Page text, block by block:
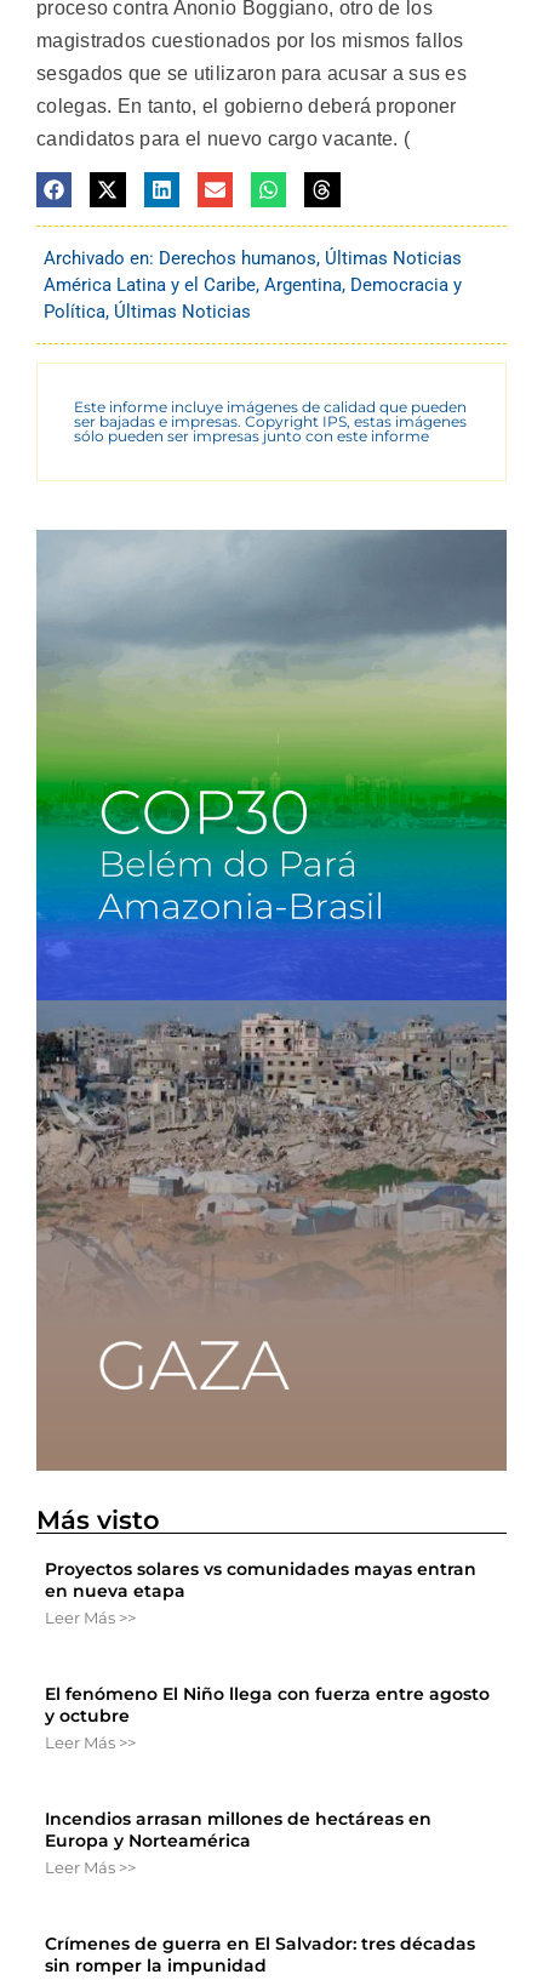
proceso contra Anonio Boggiano, otro de los
magistrados cuestionados por los mismos fallos
sesgados que se utilizaron para acusar a sus es
colegas. En tanto, el gobierno deberá proponer
candidatos para el nuevo cargo vacante. (
Archivado en: Derechos humanos, Últimas Noticias
América Latina y el Caribe, Argentina, Democracia y
Política, Últimas Noticias
Este informe incluye imágenes de calidad que pueden
ser bajadas e impresas. Copyright IPS, estas imágenes
sólo pueden ser impresas junto con este informe
Más visto
Proyectos solares vs comunidades mayas entran
en nueva etapa
Leer Más >>
El fenómeno El Niño llega con fuerza entre agosto
y octubre
Leer Más >>
Incendios arrasan millones de hectáreas en
Europa y Norteamérica
Leer Más >>
Crímenes de guerra en El Salvador: tres décadas
sin romper la impunidad